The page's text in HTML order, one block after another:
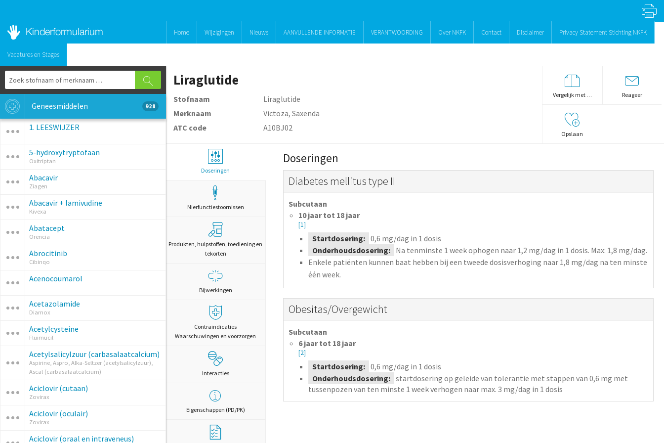
Home Wijzigingen Nieuws AANVULLENDE INFORMATIE VERANTWOORDING Over NKFK Contact Disclaimer Privacy Statement Stichting NKFK
Vacatures en Stages
Geneesmiddelen 928
1. LEESWIJZER
5-hydroxytryptofaan
Oxitriptan
Abacavir
Ziagen
Abacavir + lamivudine
Kivexa
Abatacept
Orencia
Abrocitinib
Cibinqo
Acenocoumarol
Acetazolamide
Diamox
Acetylcysteine
Fluimucil
Acetylsalicylzuur (carbasalaatcalcium)
Aspirine, Aspro, Alka-Seltzer (acetylsalicylzuur),
Ascal (carbasalaatcalcium)
Aciclovir (cutaan)
Zovirax
Aciclovir (oculair)
Zovirax
Aciclovir (oraal en intraveneus)
Liraglutide
Stofnaam
Liraglutide
Merknaam
Victoza, Saxenda
ATC code
A10BJ02
Vergelijk met … Reageer
Opslaan
Doseringen
Nierfunctiestoornissen
Produkten, hulpstoffen, toediening en
tekorten
Bijwerkingen
Contraindicaties
Waarschuwingen en voorzorgen
Interacties
Eigenschappen (PD/PK)
Doseringen
Diabetes mellitus type II
Subcutaan
10 jaar tot 18 jaar
[1]
Startdosering: 0,6 mg/dag in 1 dosis
Onderhoudsdosering:
Na tenminste 1 week ophogen naar 1,2 mg/dag in 1 dosis. Max: 1,8 mg/dag.
Enkele patiënten kunnen baat hebben bij een tweede dosisverhoging naar 1,8 mg/dag na ten minste
één week.
Obesitas/Overgewicht
Subcutaan
6 jaar tot 18 jaar
[2]
Startdosering: 0,6 mg/dag in 1 dosis
Onderhoudsdosering: startdosering op geleide van tolerantie met stappen van 0,6 mg met
tussenpozen van ten minste 1 week verhogen naar max. 3 mg/dag in 1 dosis